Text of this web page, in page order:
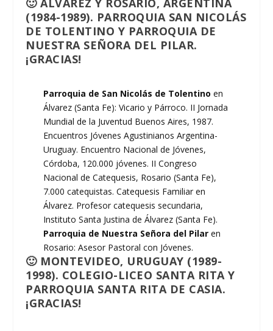
🙂 ÁLVAREZ Y ROSARIO, ARGENTINA
(1984-1989). PARROQUIA SAN NICOLÁS
DE TOLENTINO Y PARROQUIA DE
NUESTRA SEÑORA DEL PILAR.
¡GRACIAS!
Parroquia de San Nicolás de Tolentinoen
Álvarez (Santa Fe): Vicario y Párroco. II Jornada
Mundial de la Juventud Buenos Aires, 1987.
Encuentros Jóvenes Agustinianos Argentina-
Uruguay. Encuentro Nacional de Jóvenes,
Córdoba, 120.000 jóvenes. II Congreso
Nacional de Catequesis, Rosario (Santa Fe),
7.000 catequistas. Catequesis Familiar en
Álvarez. Profesor catequesis secundaria,
Instituto Santa Justina de Álvarez (Santa Fe).
Parroquia de Nuestra Señora del Pilaren
Rosario: Asesor Pastoral con Jóvenes.
🙂 MONTEVIDEO, URUGUAY (1989-
1998). COLEGIO-LICEO SANTA RITA Y
PARROQUIA SANTA RITA DE CASIA.
¡GRACIAS!